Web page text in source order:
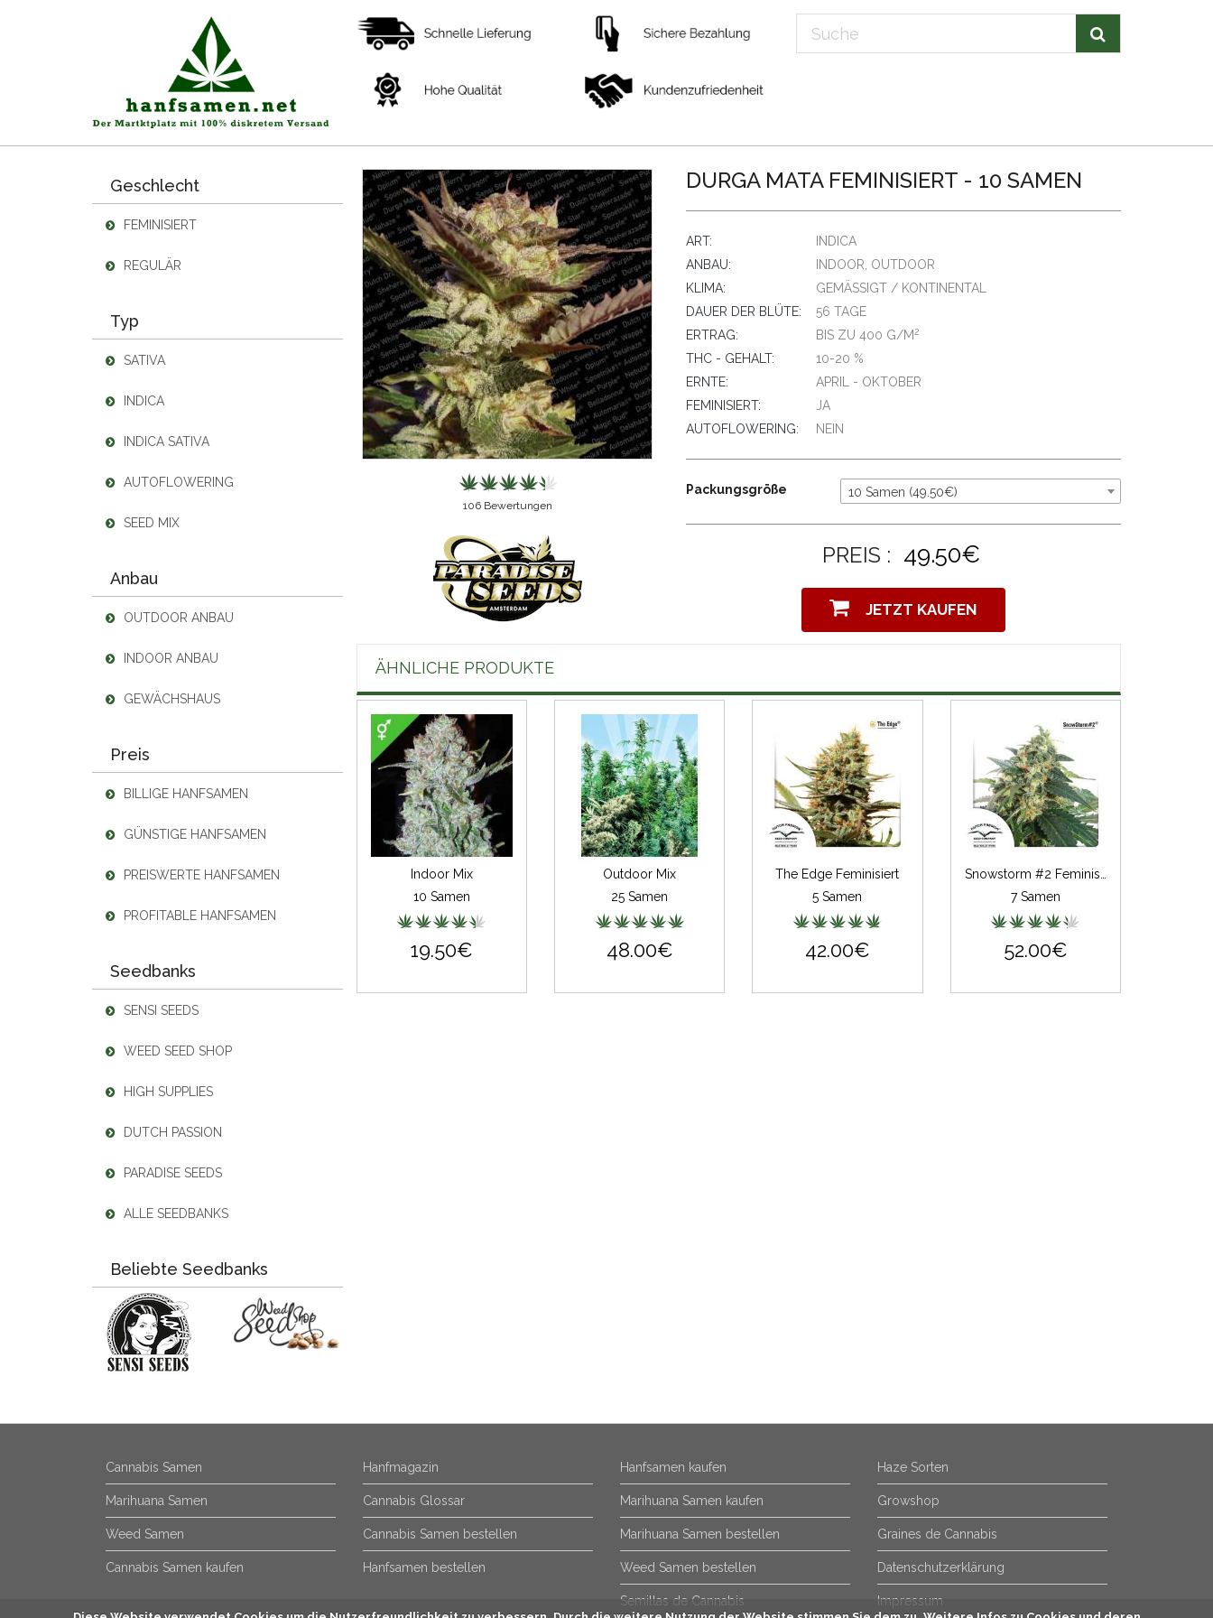
Geschlecht
FEMINISIERT
REGULÄR
Typ
SATIVA
INDICA
INDICA SATIVA
AUTOFLOWERING
SEED MIX
Anbau
OUTDOOR ANBAU
INDOOR ANBAU
GEWÄCHSHAUS
Preis
BILLIGE HANFSAMEN
GÜNSTIGE HANFSAMEN
PREISWERTE HANFSAMEN
PROFITABLE HANFSAMEN
Seedbanks
SENSI SEEDS
WEED SEED SHOP
HIGH SUPPLIES
DUTCH PASSION
PARADISE SEEDS
ALLE SEEDBANKS
Beliebte Seedbanks
106Bewertungen
DURGA MATA FEMINISIERT - 10 SAMEN
ART:
INDICA
ANBAU:
INDOOR, OUTDOOR
KLIMA:
GEMÄSSIGT / KONTINENTAL
DAUER DER BLÜTE:
56 TAGE
ERTRAG:
BIS ZU 400 G/M2
THC - GEHALT:
10-20 %
ERNTE:
APRIL - OKTOBER
FEMINISIERT:
JA
AUTOFLOWERING:
NEIN
Packungsgröße 10 Samen (49.50€)
PREIS : 49.50€
JETZT KAUFEN
ÄHNLICHE PRODUKTE
Indoor Mix
10 Samen
19.50€
Outdoor Mix
25 Samen
48.00€
The Edge Feminisiert
5 Samen
42.00€
7 Samen
52.00€
Cannabis Samen
Marihuana Samen
Weed Samen
Cannabis Samen kaufen
Hanfmagazin
Cannabis Glossar
Cannabis Samen bestellen
Hanfsamen bestellen
Hanfsamen kaufen
Marihuana Samen kaufen
Marihuana Samen bestellen
Weed Samen bestellen
Semillas de Cannabis
Haze Sorten
Growshop
Graines de Cannabis
Datenschutzerklärung
Impressum